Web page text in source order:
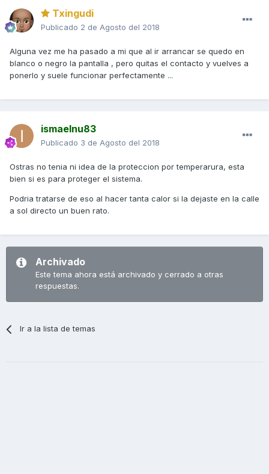
Txingudi
Publicado 2 de Agosto del 2018
Alguna vez me ha pasado a mi que al ir arrancar se quedo en
blanco o negro la pantalla , pero quitas el contacto y vuelves a
ponerlo y suele funcionar perfectamente ...
ismaelnu83
Publicado 3 de Agosto del 2018
Ostras no tenia ni idea de la proteccion por temperarura, esta
bien si es para proteger el sistema.
Podria tratarse de eso al hacer tanta calor si la dejaste en la calle
a sol directo un buen rato.
Archivado
Este tema ahora está archivado y cerrado a otras
respuestas.
Ir a la lista de temas